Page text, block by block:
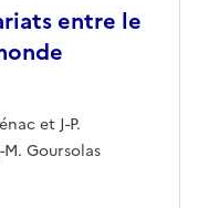
entre le
et J-P.
Goursolas